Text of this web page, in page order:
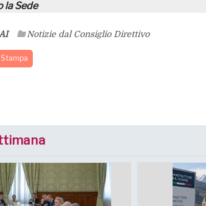
la Sede
Notizie dal Consiglio Direttivo
Stampa